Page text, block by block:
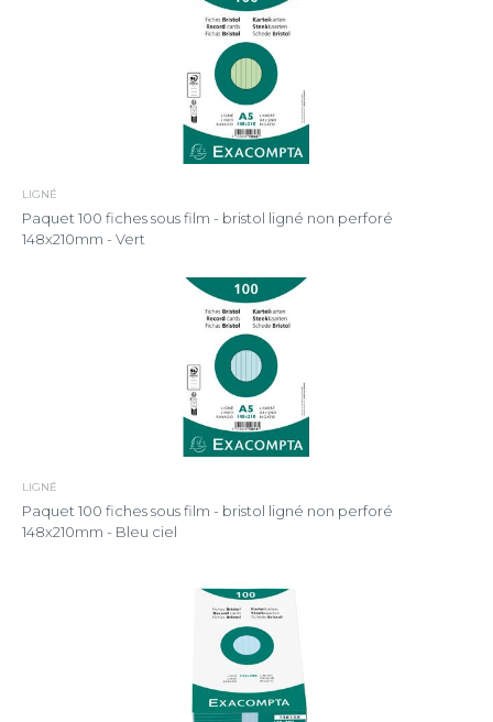
LIGNÉ
Paquet 100 fiches sous film - bristol ligné non perforé
148x210mm - Vert
LIGNÉ
Paquet 100 fiches sous film - bristol ligné non perforé
148x210mm - Bleu ciel